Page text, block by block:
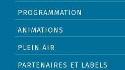
PROGRAMMATION
ANIMATIONS
PLEIN AIR
PARTENAIRES ET LABELS